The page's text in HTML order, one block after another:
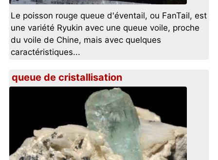
Le poisson rouge queue d'éventail, ou FanTail, est
une variété Ryukin avec une queue voile, proche
du voile de Chine, mais avec quelques
caractéristiques...
queue de cristallisation